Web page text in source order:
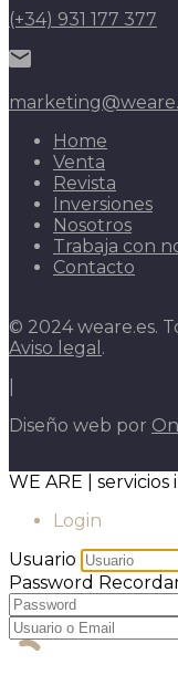
(+34) 931 177 377
Home
Venta
Revista
Inversiones
Nosotros
Trabaja con
Contacto
© 2024 weare.es.
Aviso legal .
Diseño web por
WE ARE | servicios
Login
Usuario
Password